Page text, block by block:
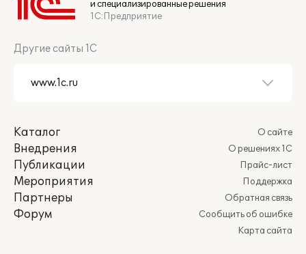
и специализированные решения
1С:Предприятие
Другие сайты 1С
Каталог
Внедрения
Публикации
Мероприятия
Партнеры
Форум
О сайте
О решениях 1С
Прайс-лист
Поддержка
Обратная связь
Сообщить об ошибке
Карта сайта